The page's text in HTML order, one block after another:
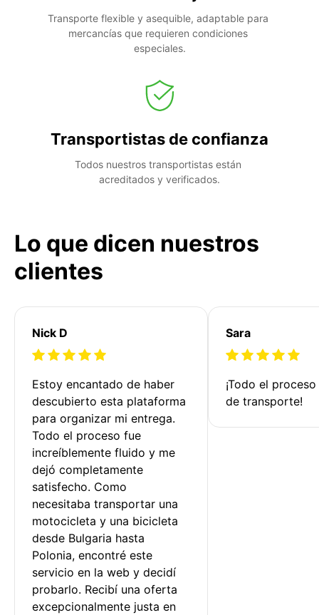
Transporte flexible y asequible, adaptable para
mercancías que requieren condiciones
especiales.
Transportistas de confianza
Todos nuestros transportistas están
acreditados y verificados.
Lo que dicen nuestros
clientes
Nick D
Estoy encantado de haber
descubierto esta plataforma
para organizar mi entrega.
Todo el proceso fue
increíblemente fluido y me
dejó completamente
satisfecho. Como
necesitaba transportar una
motocicleta y una bicicleta
desde Bulgaria hasta
Polonia, encontré este
servicio en la web y decidí
probarlo. Recibí una oferta
excepcionalmente justa en
Sara
¡Todo el
de transporte!